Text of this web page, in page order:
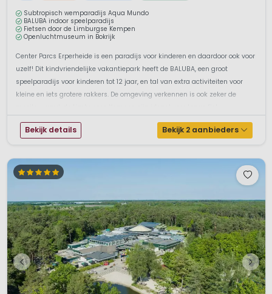
Subtropisch wemparadijs Aqua Mundo
BALUBA indoor speelparadijs
Fietsen door de Limburgse Kempen
Openluchtmuseum in Bokrijk
Center Parcs Erperheide is een paradijs voor kinderen en daardoor ook voor
uzelf! Dit kindvriendelijke vakantiepark heeft de BALUBA, een groot
speelparadijs voor kinderen tot 12 jaar, en tal van extra activiteiten voor
kleine en iets grotere rakkers. De omgeving verkennen is ook zeker de
Bekijk details Bekijk 2 aanbieders